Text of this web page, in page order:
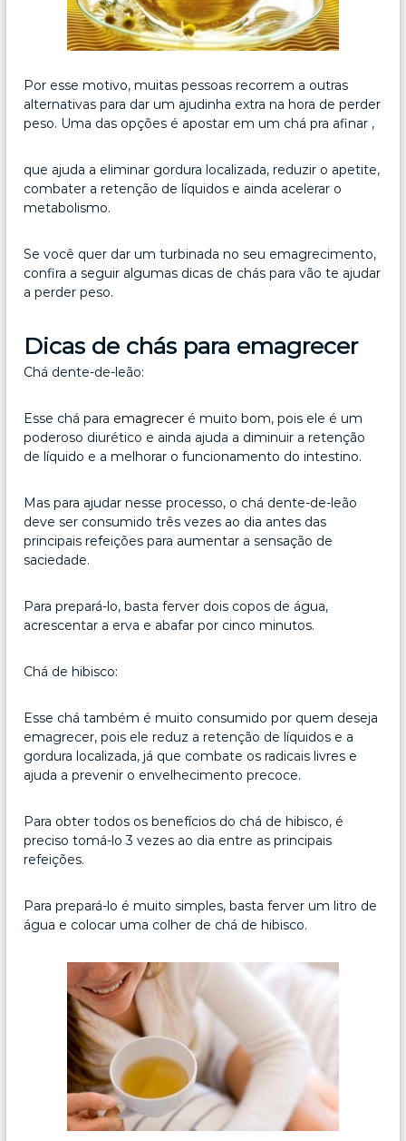
Por esse motivo, muitas pessoas recorrem a outras
alternativas para dar um ajudinha extra na hora de perder
peso. Uma das opções é apostar em um chá pra afinar ,
que ajuda a eliminar gordura localizada, reduzir o apetite,
combater a retenção de líquidos e ainda acelerar o
metabolismo.
Se você quer dar um turbinada no seu emagrecimento,
confira a seguir algumas dicas de chás para vão te ajudar
a perder peso.
Dicas de chás para emagrecer
Chá dente-de-leão:
Esse chá para emagrecer é muito bom, pois ele é um
poderoso diurético e ainda ajuda a diminuir a retenção
de líquido e a melhorar o funcionamento do intestino.
Mas para ajudar nesse processo, o chá dente-de-leão
deve ser consumido três vezes ao dia antes das
principais refeições para aumentar a sensação de
saciedade.
Para prepará-lo, basta ferver dois copos de água,
acrescentar a erva e abafar por cinco minutos.
Chá de hibisco:
Esse chá também é muito consumido por quem deseja
emagrecer, pois ele reduz a retenção de líquidos e a
gordura localizada, já que combate os radicais livres e
ajuda a prevenir o envelhecimento precoce.
Para obter todos os benefícios do chá de hibisco, é
preciso tomá-lo 3 vezes ao dia entre as principais
refeições.
Para prepará-lo é muito simples, basta ferver um litro de
água e colocar uma colher de chá de hibisco.